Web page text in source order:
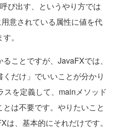
び出す、というやり方では
意されている属性に値を代
。
ことですが、JavaFXでは、
だけ」でいいことが分かり
スを定義して、mainメソッド
は不要です。やりたいこと
は、基本的にそれだけです。